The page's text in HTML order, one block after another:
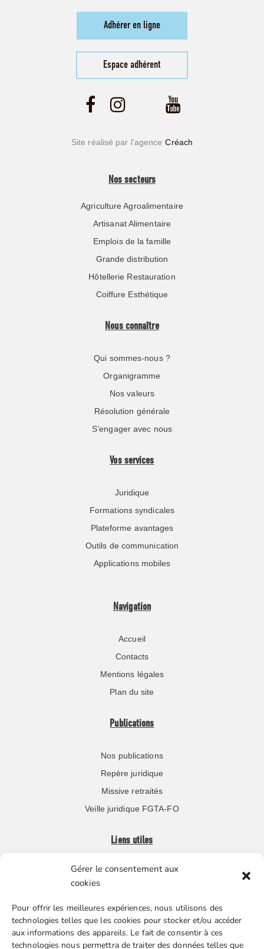
Gérer le consentement aux
cookies
Pour offrir les meilleures expériences, nous utilisons des
technologies telles que les cookies pour stocker et/ou accéder
aux informations des appareils. Le fait de consentir à ces
technologies nous permettra de traiter des données telles que
Adhérer en ligne
Espace adhérent
Site réalisé par l’agence Créach
Nos secteurs
Agriculture Agroalimentaire
Artisanat Alimentaire
Emplois de la famille
Grande distribution
Hôtellerie Restauration
Coiffure Esthétique
Nous connaître
Qui sommes-nous ?
Organigramme
Nos valeurs
Résolution générale
S’engager avec nous
Vos services
Juridique
Formations syndicales
Plateforme avantages
Outils de communication
Applications mobiles
Navigation
Accueil
Contacts
Mentions légales
Plan du site
Publications
Nos publications
Repère juridique
Missive retraités
Veille juridique FGTA-FO
Liens utiles
Boutique en ligne
Nos partenaires
Gestion des cookies